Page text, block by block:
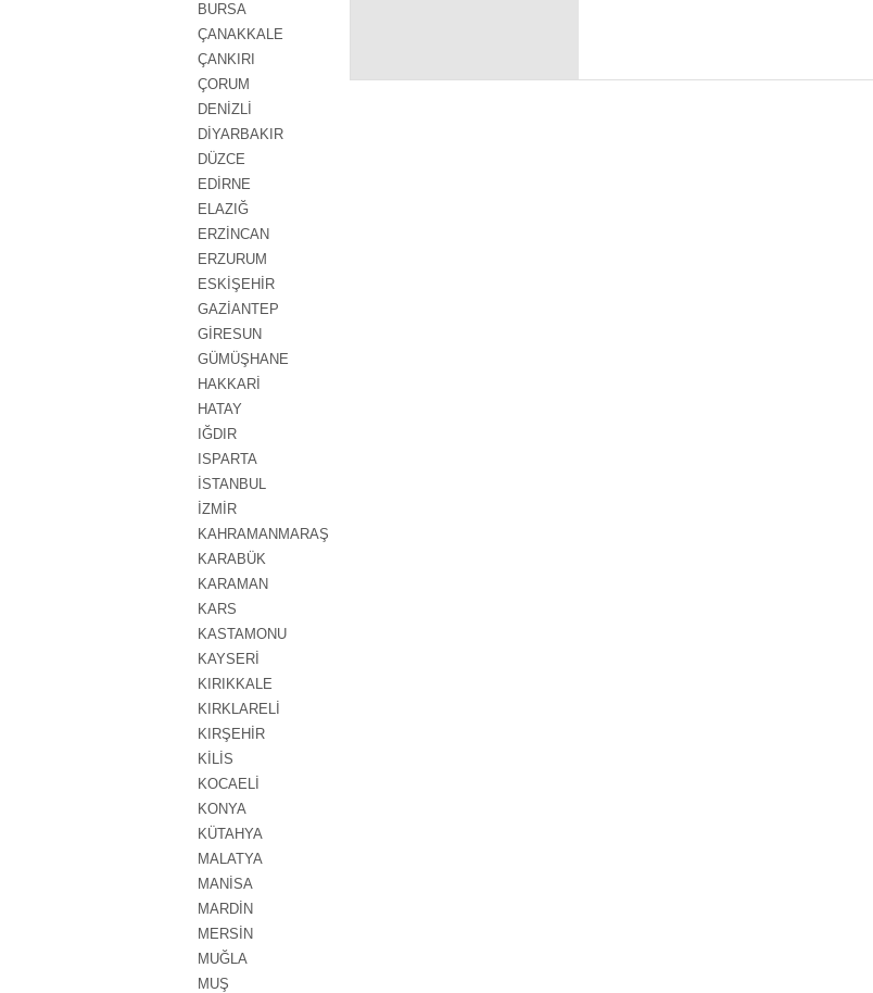
BURSA
ÇANAKKALE
ÇANKIRI
ÇORUM
DENİZLİ
DİYARBAKIR
DÜZCE
EDİRNE
ELAZIĞ
ERZİNCAN
ERZURUM
ESKİŞEHİR
GAZİANTEP
GİRESUN
GÜMÜŞHANE
HAKKARİ
HATAY
IĞDIR
ISPARTA
İSTANBUL
İZMİR
KAHRAMANMARAŞ
KARABÜK
KARAMAN
KARS
KASTAMONU
KAYSERİ
KIRIKKALE
KIRKLARELİ
KIRŞEHİR
KİLİS
KOCAELİ
KONYA
KÜTAHYA
MALATYA
MANİSA
MARDİN
MERSİN
MUĞLA
MUŞ